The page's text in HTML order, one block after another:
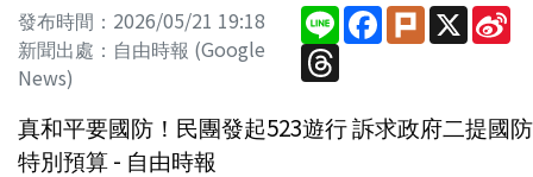
發布時間：2026/05/21 19:18
新聞出處：自由時報 (Google
News)
Line Facebook
PlurkX
Threads
真和平要國防！民團發起523遊行 訴求政府二提國防
特別預算 - 自由時報